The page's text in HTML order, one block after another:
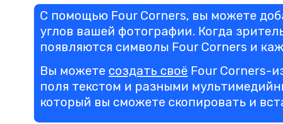
С помощью Four Corners, вы можете
углов вашей фотографии. Когда
появляются символы Four Corners и
Вы можете создать своё Four Corners-
поля текстом и разными
который вы сможете скопировать и